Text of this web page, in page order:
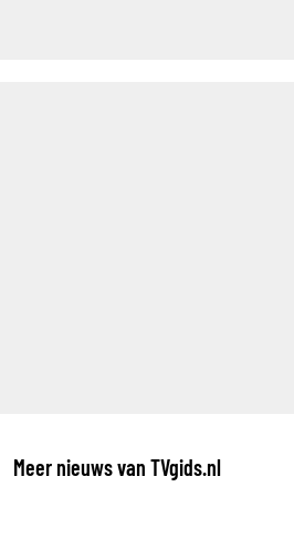
Meer nieuws van TVgids.nl